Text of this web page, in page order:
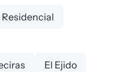
El Ejido